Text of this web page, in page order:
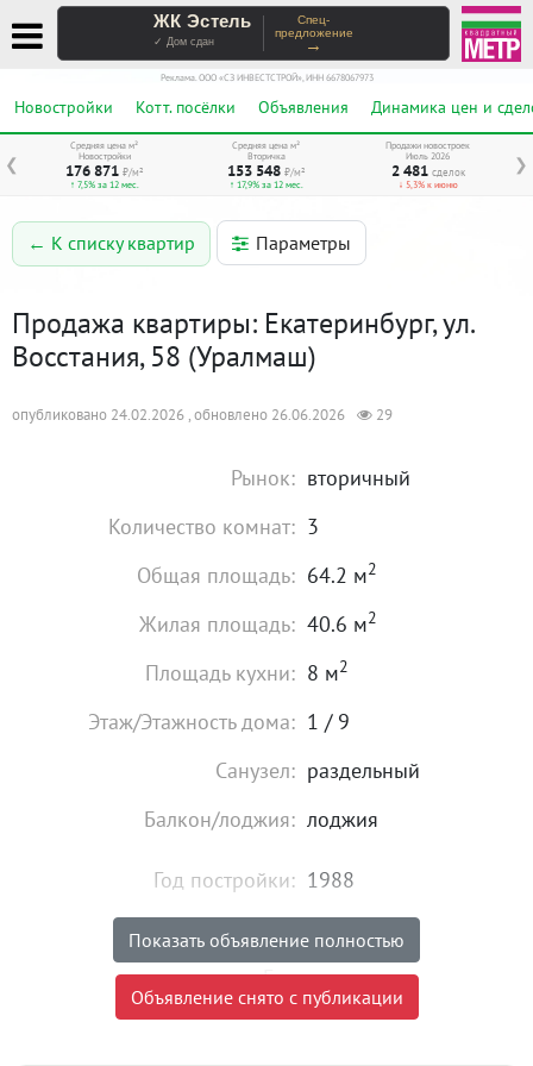
ЖК Эстель
✓ Дом сдан
Спец-
предложение
→
Реклама. ООО «СЗ ИНВЕСТСТРОЙ», ИНН 6678067973
Новостройки Котт. посёлки Объявления Динамика цен и
❮ ❯
Средняя цена м²
Новостройки
176 871 ₽/м²
↑ 7,5% за 12 мес.
Средняя цена м²
Вторичка
153 548 ₽/м²
↑ 17,9% за 12 мес.
Продажи новостроек
Июль 2026
2 481 сделок
↓ 5,3% к июню
← К списку квартир Параметры
Продажа квартиры: Екатеринбург, ул.
Восстания, 58 (Уралмаш)
опубликовано 24.02.2026 , обновлено 26.06.2026 29
Рынок: вторичный
Количество комнат: 3
Общая площадь: 64.2 м2
Жилая площадь: 40.6 м2
Площадь кухни: 8 м2
Этаж/Этажность дома: 1 / 9
Санузел: раздельный
Балкон/лоджия: лоджия
Год постройки: 1988
Высота потолков:
Газ: есть
Показать объявление полностью
Объявление снято с публикации